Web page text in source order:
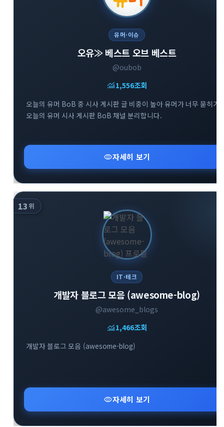
유머·이슈
오유≫ 베스트 오브 베스트
@oubob
monitoring1,556조회
오늘의 유머 BoB 중 시사 게시판 글 비중이 높아 유머가 너무 묻히기
오늘의 유머 시사 게시판 BoB 채널 분리합니다.
visibility자세히 보기
13 위
IT·테크
개발자 블로그 모음 (awesome-blog)
@awesome_blogs
monitoring1,466조회
개발자 블로그 모음 (awesome-blog)
visibility자세히 보기